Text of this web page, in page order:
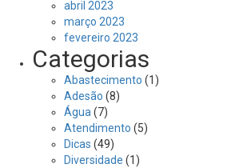
abril 2023
março 2023
fevereiro 2023
Categorias
Abastecimento (1)
Adesão (8)
Água (7)
Atendimento (5)
Dicas (49)
Diversidade (1)